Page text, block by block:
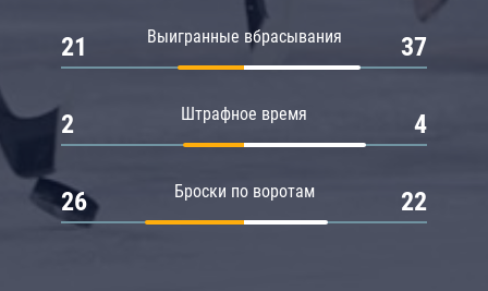
Выигранные вбрасывания
21 37
Штрафное время
2 4
Броски по воротам
26 22